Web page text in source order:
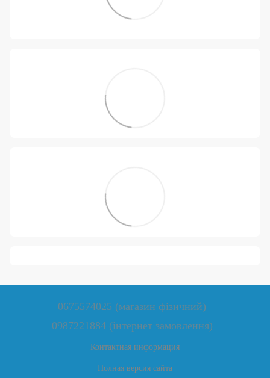
0675574025 (магазин фізичний)
0987221884 (інтернет замовлення)
Контактная информация
Полная версия сайта